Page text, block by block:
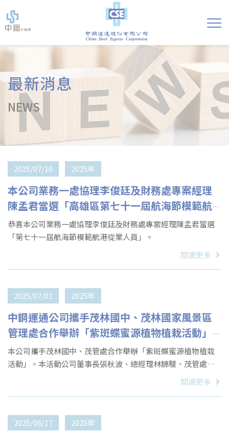
最新消息
NEWS
2025/07/10 2025年
本公司業務一處協理李俊廷及財務處專案經理
陳孟君當選「高雄區第七十一屆航海節模範航
港從業人員」
恭喜本公司業務一處協理李俊廷及財務處專案經理陳孟君當選
「第七十一屆航海節模範航港從業人員」。
閱讀更多
2025/07/01 2025年
中鋼運通公司攜手茂林國中、茂林國家風景區
管理處合作舉辦「紫斑蝶蜜源植物植栽活動」
共築永續環境與地方共好
本公司攜手茂林國中、茂管處合作舉辦「紫斑蝶蜜源植物植栽
活動」。本活動公司董事長張秋波、總經理林錦駿、茂管處秘
書陳俊綺、科長陳雅雯以及茂林國中校長王耀英等人，分別親
閱讀更多
2025/06/17 2025年